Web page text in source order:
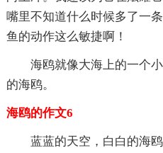
嘴里不知道什么时候多了一
鱼的动作这么敏捷啊！
海鸥就像大海上的一个
的海鸥。
海鸥的作文6
蓝蓝的天空，白白的海